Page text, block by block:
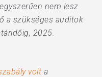
nem lesz
a szükséges auditok
2025.
volt a